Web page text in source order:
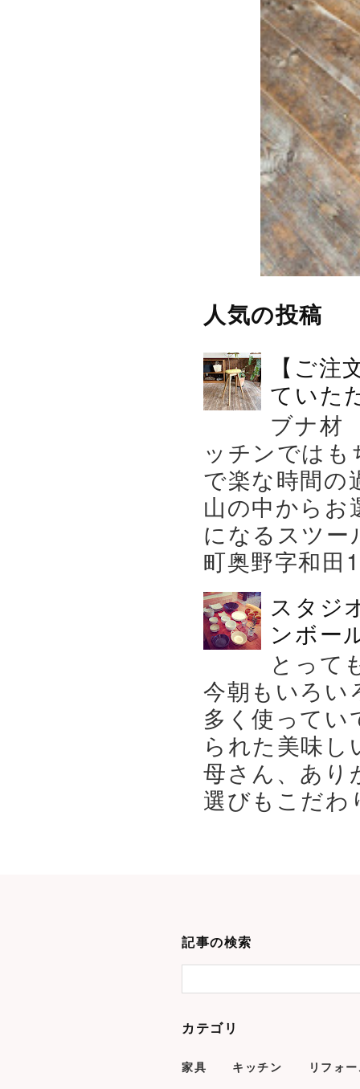
人気の投稿
【ご
ていた
ブナ材
ッチンでは
で楽な時間の
山の中から
になるスツー
町奥野字和
スタジ
ンボー
とって
今朝もいろい
多く使ってい
られた美味
母さん、あり
選びもこだ
記事の検索
カテゴリ
家具 キッチン リフォ